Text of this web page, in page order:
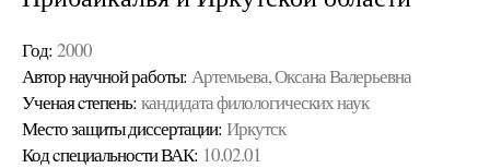
Год: 2000
Автор научной работы: Артемьева, Оксана Валерьевна
Ученая cтепень: кандидата филологических наук
Место защиты диссертации: Иркутск
Код cпециальности ВАК: 10.02.01